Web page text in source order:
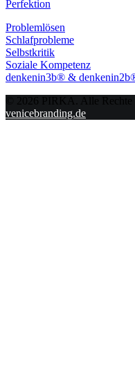
Perfektion
Problemlösen
Schlafprobleme
Selbstkritik
Soziale Kompetenz
denkenin3b® &
© 2026 PIRKA. Alle Rechte
venicebranding.de